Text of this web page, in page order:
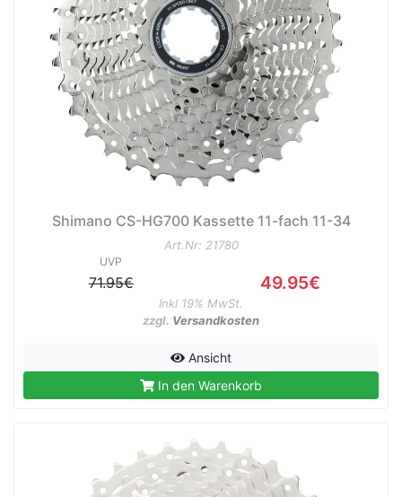
Shimano CS-HG700 Kassette 11-fach 11-34
Art.Nr: 21780
UVP
71.95€ 49.95€
Inkl 19% MwSt.
zzgl. Versandkosten
Ansicht
In den Warenkorb